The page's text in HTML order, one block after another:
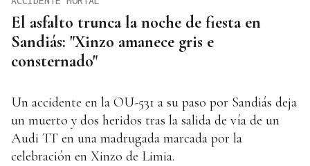
El asfalto trunca la noche de fiesta en
Sandiás: "Xinzo amanece gris e
consternado"
Un accidente en la OU-531 a su paso por Sandiás deja
un muerto y dos heridos tras la salida de vía de un
Audi TT en una madrugada marcada por la
celebración en Xinzo de Limia.